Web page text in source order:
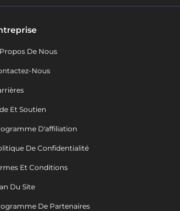
De Nous
Nous
Et Soutien
D'affiliation
De Confidentialité
Et Conditions
Du Site
De Partenaires